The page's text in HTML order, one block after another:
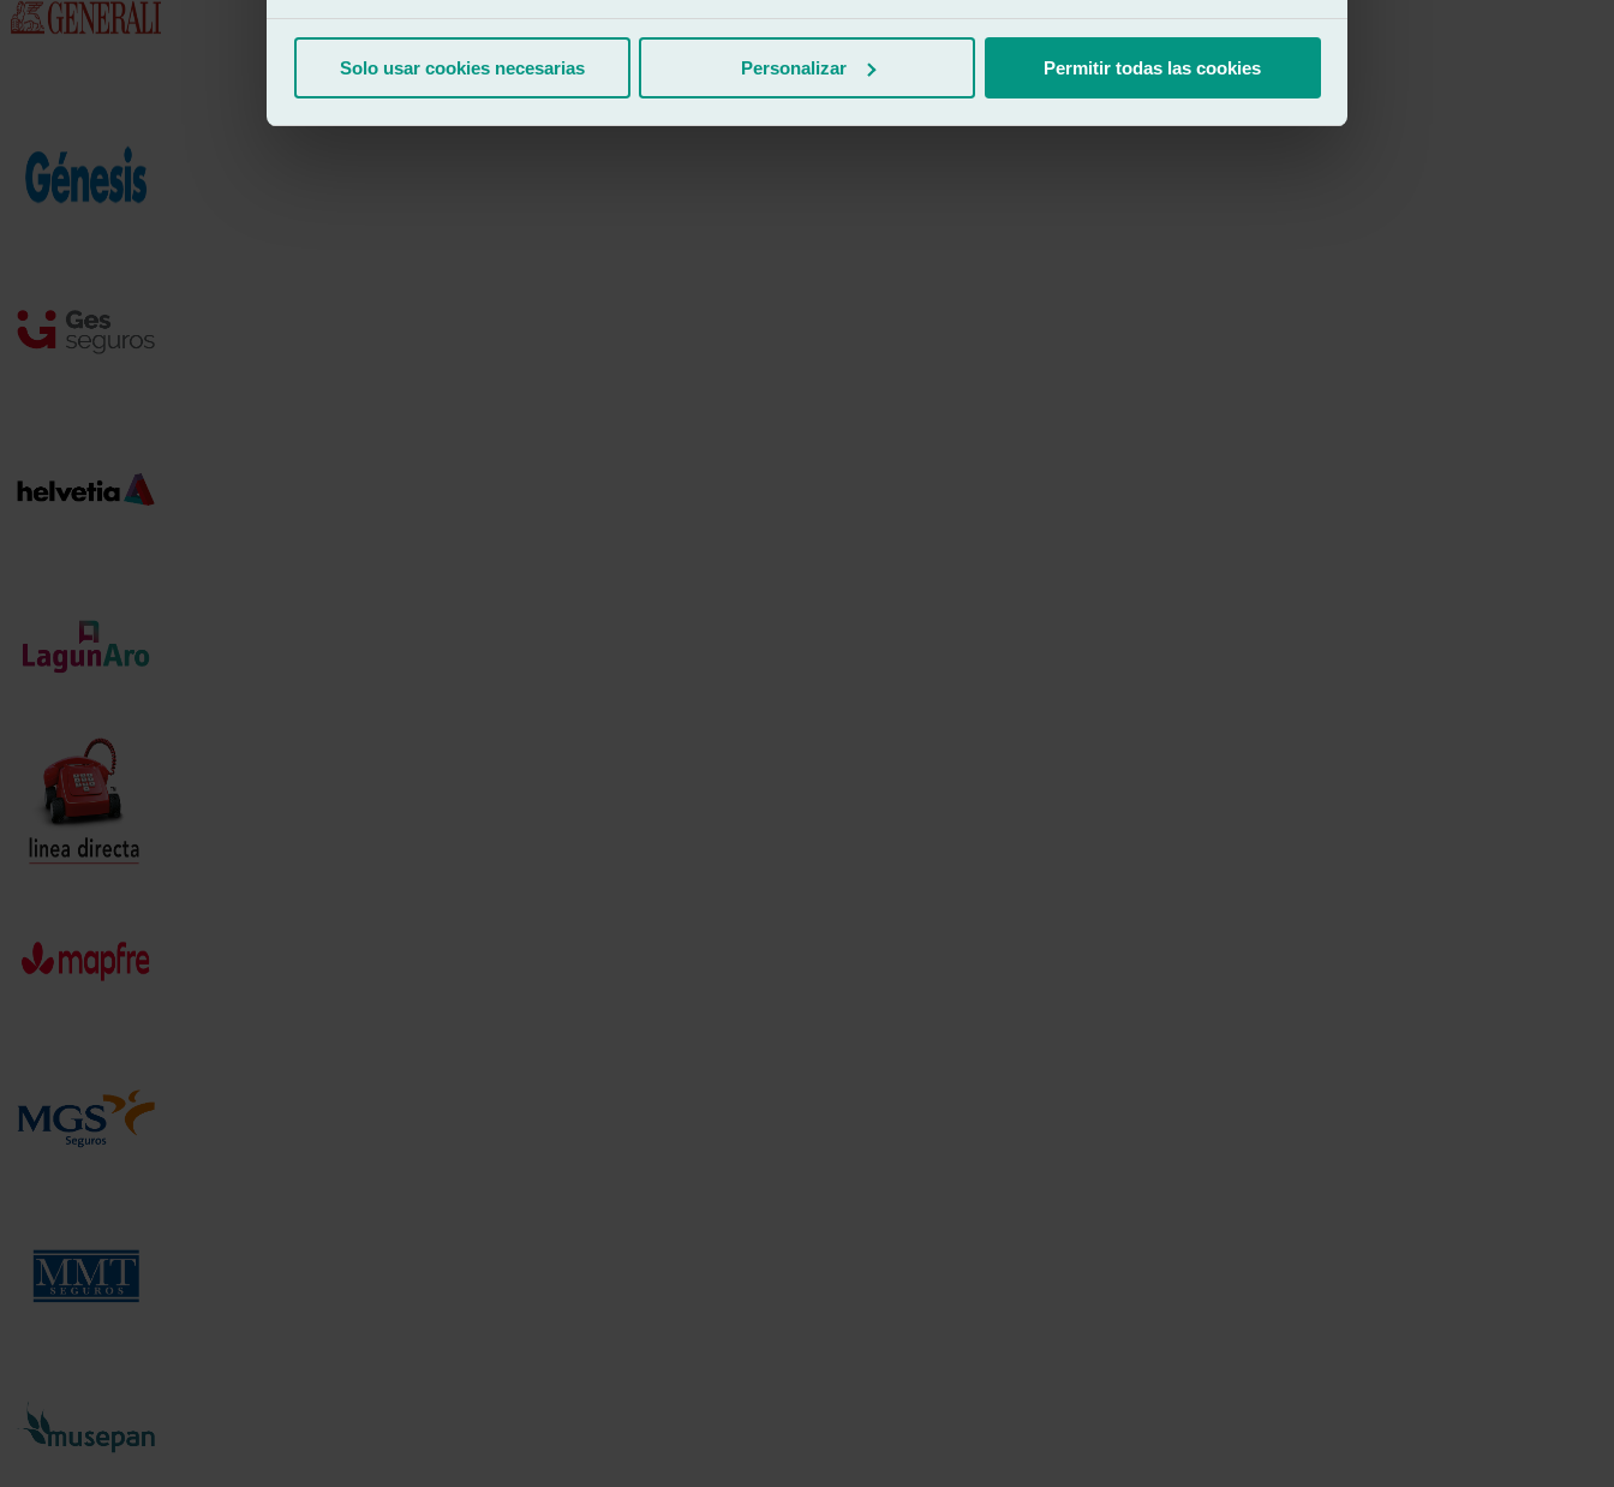
Solo usar cookies necesarias Personalizar Permitir todas las cookies